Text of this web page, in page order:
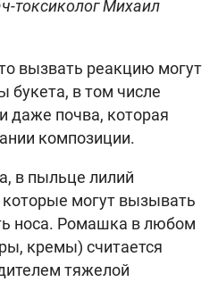
токсиколог Михаил
вызвать реакцию могут
букета, в том числе
даже почва, которая
композиции.
в пыльце лилий
могут вызывать
носа. Ромашка в любом
кремы) считается
тяжелой